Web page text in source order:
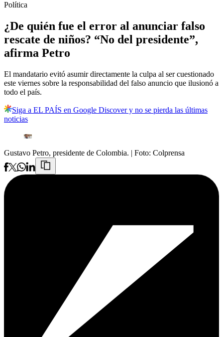
Política
¿De quién fue el error al anunciar falso
rescate de niños? “No del presidente”,
afirma Petro
El mandatario evitó asumir directamente la culpa al ser cuestionado
este viernes sobre la responsabilidad del falso anuncio que ilusionó a
todo el país.
Siga a EL PAÍS en Google Discover y no se pierda las últimas
noticias
Gustavo Petro, presidente de Colombia. | Foto: Colprensa